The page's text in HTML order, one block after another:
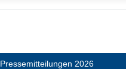
Pressemitteilungen 2026